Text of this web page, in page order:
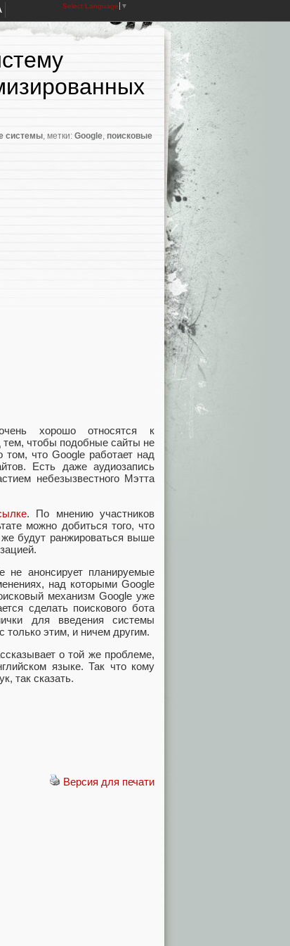
Select Language ▼
системы, метки: Google, поисковые
хорошо относятся к
тем, чтобы подобные сайты не
что Google работает над
Есть даже аудиозапись
небезызвестного Мэтта
. По мнению участников
можно добиться того, что
будут ранжироваться выше
не анонсирует планируемые
над которыми Google
механизм Google уже
сделать поискового бота
для введения системы
только этим, и ничем другим.
о той же проблеме,
языке. Так что кому
так сказать.
Версия для печати